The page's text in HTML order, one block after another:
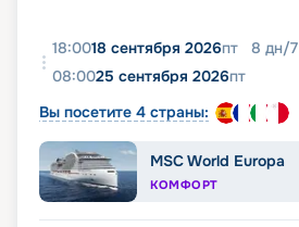
18:0018 сентября 2026пт 8 дн/7
08:0025 сентября 2026пт
Вы посетите 4 страны:
MSC World Europa
КОМФОРТ